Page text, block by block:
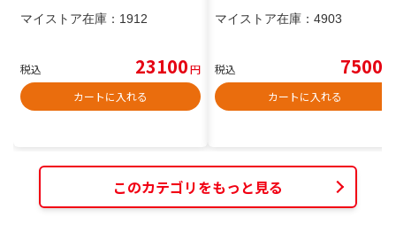
マイストア在庫： 1912
税込 23100円
カートに入れる
マイストア在庫： 4903
税込 7500
カートに入れる
このカテゴリをもっと見る